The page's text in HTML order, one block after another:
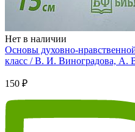
Нет в наличии
Основы духовно-
класс / В. И. Виноградова, А.
150 ₽